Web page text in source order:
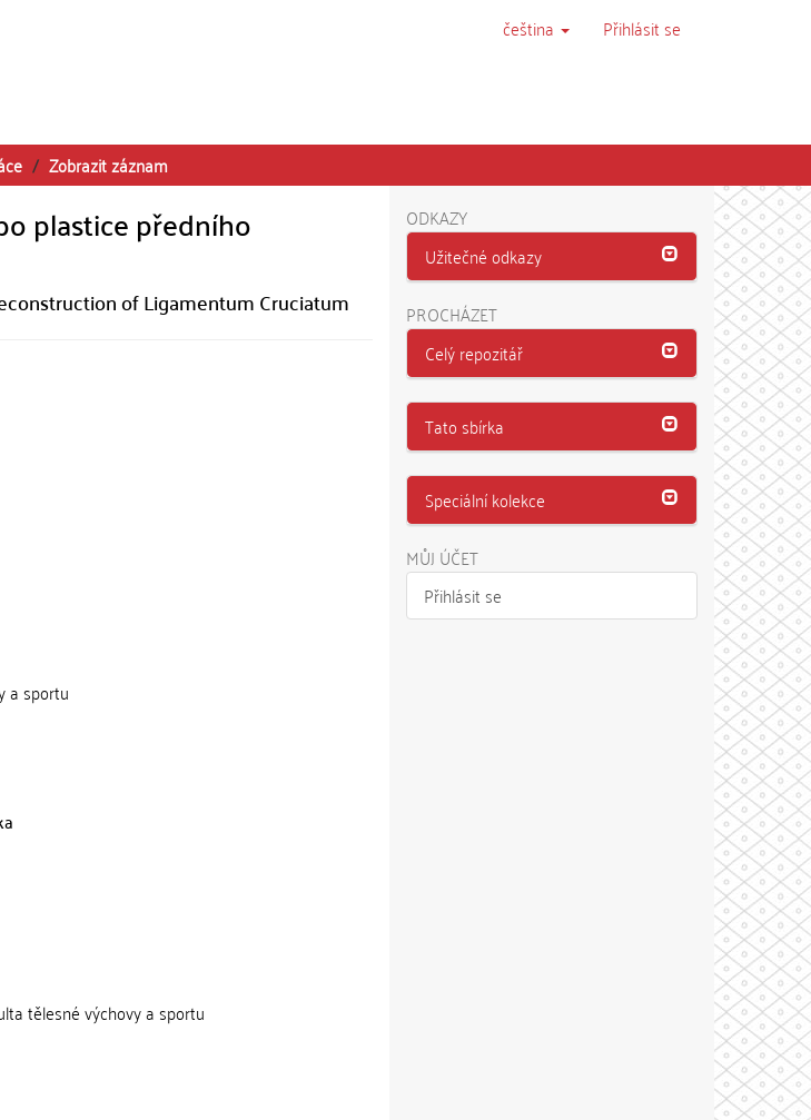
čeština Přihlásit se
Zobrazit záznam
plastice předního
of Ligamentum Cruciatum
a sportu
tělesné výchovy a sportu
ODKAZY
Užitečné odkazy
PROCHÁZET
Celý repozitář
Tato sbírka
Speciální kolekce
MŮJ ÚČET
Přihlásit se